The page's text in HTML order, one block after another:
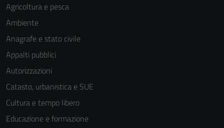
Agricoltura e pesca
Ambiente
Anagrafe e stato civile
Appalti pubblici
Autorizzazioni
Catasto, urbanistica e SUE
Cultura e tempo libero
Educazione e formazione